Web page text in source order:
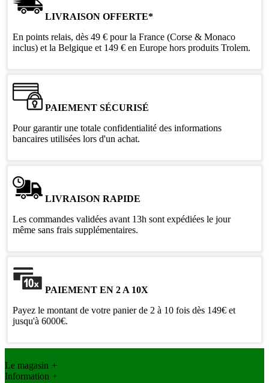
LIVRAISON OFFERTE*
En points relais, dès 49 € pour la France (Corse & Monaco
inclus) et la Belgique et 149 € en Europe hors produits Trolem.
PAIEMENT SÉCURISÉ
Pour garantir une totale confidentialité des informations
bancaires utilisées lors d'un achat.
LIVRAISON RAPIDE
Les commandes validées avant 13h sont expédiées le jour
même sans frais supplémentaires.
PAIEMENT EN 2 A 10X
Payez le montant de votre panier de 2 à 10 fois dès 149€ et
jusqu'à 6000€.
Le magasin +
Information +